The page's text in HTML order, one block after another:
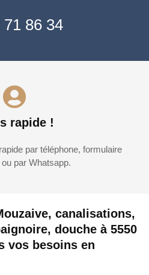
canalisations,
douche à 5550
vos besoins en
71 86 34
rapide !
par téléphone, formulaire
par Whatsapp.